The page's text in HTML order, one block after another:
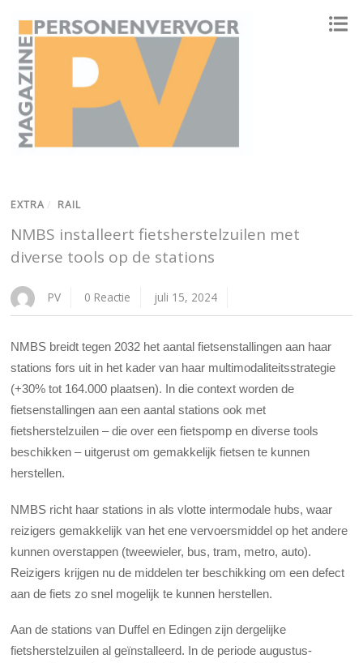
EXTRA / RAIL
NMBS installeert fietsherstelzuilen met
diverse tools op de stations
PV 0 Reactie juli 15, 2024
NMBS breidt tegen 2032 het aantal fietsenstallingen aan haar
stations fors uit in het kader van haar multimodaliteitsstrategie
(+30% tot 164.000 plaatsen). In die context worden de
fietsenstallingen aan een aantal stations ook met
fietsherstelzuilen – die over een fietspomp en diverse tools
beschikken – uitgerust om gemakkelijk fietsen te kunnen
herstellen.
NMBS richt haar stations in als vlotte intermodale hubs, waar
reizigers gemakkelijk van het ene vervoersmiddel op het andere
kunnen overstappen (tweewieler, bus, tram, metro, auto).
Reizigers krijgen nu de middelen ter beschikking om een defect
aan de fiets zo snel mogelijk te kunnen herstellen.
Aan de stations van Duffel en Edingen zijn dergelijke
fietsherstelzuilen al geïnstalleerd. In de periode augustus-